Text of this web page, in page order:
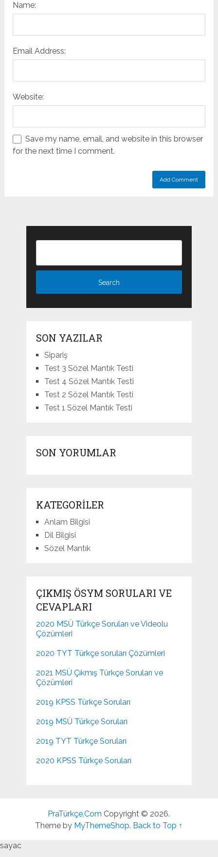
Name:
Email Address:
Website:
Save my name, email, and website in this browser
for the next time I comment.
SON YAZILAR
Sipariş
Test 3 Sözel Mantık Testi
Test 4 Sözel Mantık Testi
Test 2 Sözel Mantık Testi
Test 1 Sözel Mantık Testi
SON YORUMLAR
KATEGORILER
Anlam Bilgisi
Dil Bilgisi
Sözel Mantık
ÇIKMIŞ ÖSYM SORULARI VE
CEVAPLARI
2020 MSÜ Türkçe Soruları ve Videolu
Çözümleri
2020 TYT Türkçe soruları Çözümleri
2021 MSÜ Çıkmış Türkçe Soruları ve
Çözümleri
2019 KPSS Türkçe Soruları
2019 MSÜ Türkçe Soruları
2019 TYT Türkçe Soruları
2020 KPSS Türkçe Soruları
PraTürkçe.Com Copyright © 2026.
Theme by MyThemeShop. Back to Top ↑
sayac